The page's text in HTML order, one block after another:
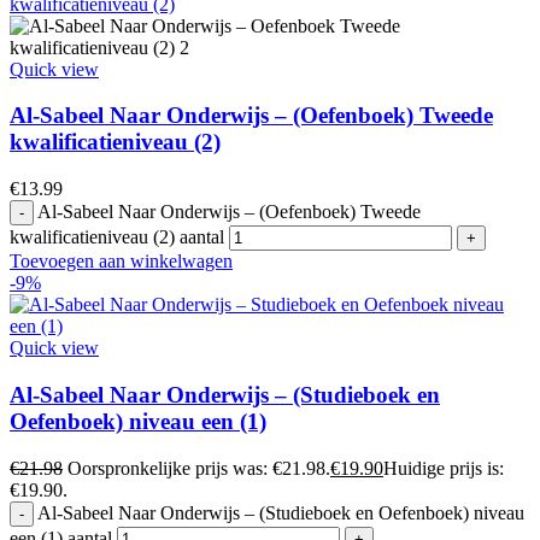
Quick view
Al-Sabeel Naar Onderwijs – (Oefenboek) Tweede
kwalificatieniveau (2)
€13.99
Al-Sabeel Naar Onderwijs – (Oefenboek) Tweede
kwalificatieniveau (2) aantal
Toevoegen aan winkelwagen
-9%
Quick view
Al-Sabeel Naar Onderwijs – (Studieboek en
Oefenboek) niveau een (1)
€21.98 Oorspronkelijke prijs was: €21.98.€19.90Huidige prijs is:
€19.90.
Al-Sabeel Naar Onderwijs – (Studieboek en Oefenboek) niveau